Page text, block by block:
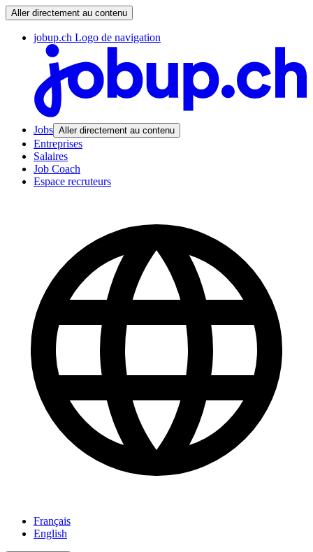
Aller directement au contenu
jobup.ch Logo de navigation
Jobs Aller directement au contenu
Entreprises
Salaires
Job Coach
Espace recruteurs
Français
English